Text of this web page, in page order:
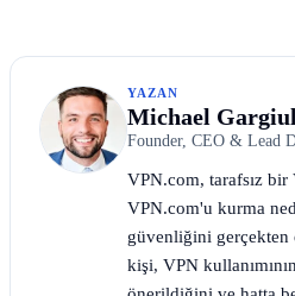
YAZAN
Michael
Founder, CEO & Lead
VPN.com, tarafsız bir
VPN.com'u kurma
güvenliğini gerçekten
kişi, VPN